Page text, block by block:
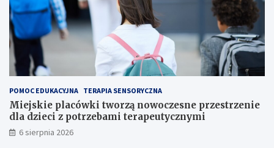
j
i
j
u
ż
u
ż
,
t
u
ż
i
a
!
POMOC EDUKACYJNA TERAPIA SENSORYCZNA
Miejskie placówki tworzą nowoczesne przestrzenie
dla dzieci z potrzebami terapeutycznymi
6 sierpnia 2026